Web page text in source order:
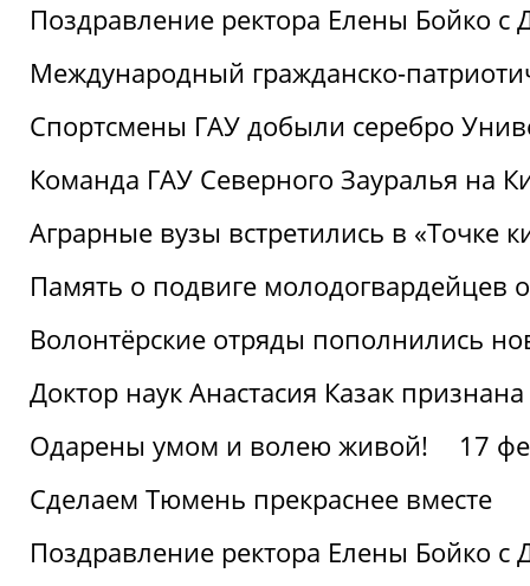
Поздравление ректора Елены Бойко с
Международный гражданско-
Спортсмены ГАУ добыли серебро
Команда ГАУ Северного Зауралья на
Аграрные вузы встретились в «Точке
Память о подвиге молодогвардейцев
Волонтёрские отряды пополнились
Доктор наук Анастасия Казак
Одарены умом и волею живой!
17
Сделаем Тюмень прекраснее вместе
Поздравление ректора Елены Бойко с